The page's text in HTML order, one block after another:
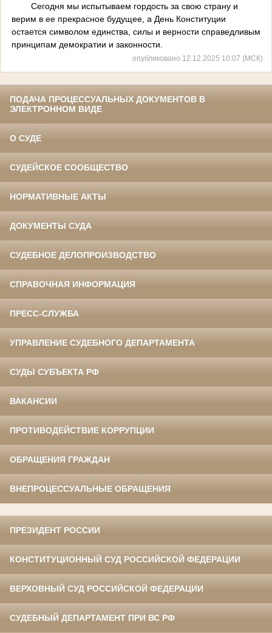
Сегодня мы испытываем гордость за свою страну и
верим в ее прекрасное будущее, а День Конституции
остается символом единства, силы и верности справедливым
принципам демократии и законности.
опубликовано 12.12.2025 10:07 (МСК)
ПОДАЧА ПРОЦЕССУАЛЬНЫХ ДОКУМЕНТОВ В
ЭЛЕКТРОННОМ ВИДЕ
О СУДЕ
СУДЕЙСКОЕ СООБЩЕСТВО
НОРМАТИВНЫЕ АКТЫ
ДОКУМЕНТЫ СУДА
СУДЕБНОЕ ДЕЛОПРОИЗВОДСТВО
СПРАВОЧНАЯ ИНФОРМАЦИЯ
ПРЕСС-СЛУЖБА
УПРАВЛЕНИЕ СУДЕБНОГО ДЕПАРТАМЕНТА
СУДЫ СУБЪЕКТА РФ
ВАКАНСИИ
ПРОТИВОДЕЙСТВИЕ КОРРУПЦИИ
ОБРАЩЕНИЯ ГРАЖДАН
ВНЕПРОЦЕССУАЛЬНЫЕ ОБРАЩЕНИЯ
ПРЕЗИДЕНТ РОССИИ
КОНСТИТУЦИОННЫЙ СУД РОССИЙСКОЙ ФЕДЕРАЦИИ
ВЕРХОВНЫЙ СУД РОССИЙСКОЙ ФЕДЕРАЦИИ
СУДЕБНЫЙ ДЕПАРТАМЕНТ ПРИ ВС РФ